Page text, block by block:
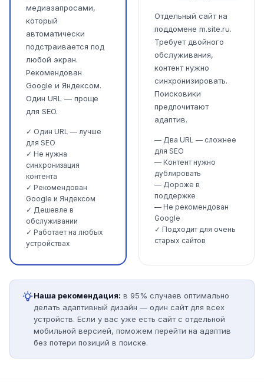
медиазапросами,
который
автоматически
подстраивается под
любой экран.
Рекомендован
Google и Яндексом.
Один URL — проще
для SEO.
✓ Один URL — лучше
для SEO
✓ Не нужна
синхронизация
контента
✓ Рекомендован
Google и Яндексом
✓ Дешевле в
обслуживании
✓ Работает на любых
устройствах
Отдельный сайт на
поддомене m.site.ru.
Требует двойного
обслуживания,
контент нужно
синхронизировать.
Поисковики
предпочитают
адаптив.
— Два URL — сложнее
для SEO
— Контент нужно
дублировать
— Дороже в
поддержке
— Не рекомендован
Google
✓ Подходит для очень
старых сайтов
Наша рекомендация: в 95% случаев оптимально
делать адаптивный дизайн — один сайт для всех
устройств. Если у вас уже есть сайт с отдельной
мобильной версией, поможем перейти на адаптив
без потери позиций в поиске.